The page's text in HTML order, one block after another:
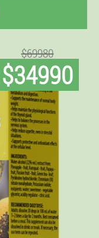
$69980
$34990